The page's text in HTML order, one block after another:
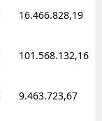
16.466.828,19
101.568.132,16
9.463.723,67